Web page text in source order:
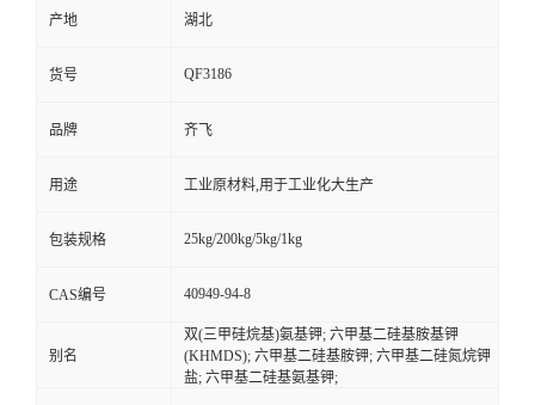
产地 湖北
货号 QF3186
品牌 齐飞
用途 工业原材料,用于工业化大生产
包装规格 25kg/200kg/5kg/1kg
CAS编号 40949-94-8
别名
双(三甲硅烷基)氨基钾; 六甲基二硅基胺基钾
(KHMDS); 六甲基二硅基胺钾; 六甲基二硅氮烷钾
盐; 六甲基二硅基氨基钾;